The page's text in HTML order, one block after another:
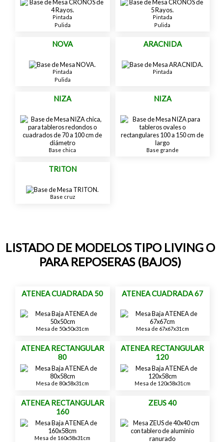
Pintada
Pulida
Pintada
Pulida
NOVA
Pintada
Pulida
ARACNIDA
Pintada
NIZA
Base chica
NIZA
Base grande
TRITON
Base cruz
LISTADO DE MODELOS TIPO LIVING O
PARA REPOSERAS (BAJOS)
ATENEA CUADRADA 50
Mesa de 50x50x31cm
ATENEA CUADRADA 67
Mesa de 67x67x31cm
ATENEA RECTANGULAR
80
Mesa de 80x58x31cm
ATENEA RECTANGULAR
120
Mesa de 120x58x31cm
ATENEA RECTANGULAR
160
Mesa de 160x58x31cm
ZEUS 40